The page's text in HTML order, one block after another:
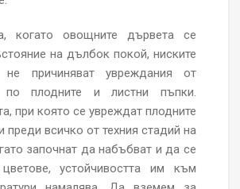
когато овощните дървета се
на дълбок покой, ниските
не причиняват увреждания от
по плодните и листни пъпки.
при която се увреждат плодните
преди всичко от техния стадий на
започнат да набъбват и да се
устойчивостта им към